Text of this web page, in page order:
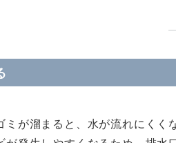
が溜まると、水が流れにくく